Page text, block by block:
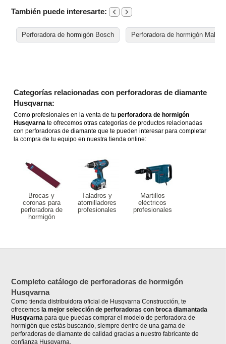
También puede interesarte:
Perforadora de hormigón Bosch Perforadora de hormigón Makita
Categorías relacionadas con perforadoras de diamante
Husqvarna:
Como profesionales en la venta de tuperforadora de hormigón
Husqvarna te ofrecemos otras categorias de productos relacionadas
con perforadoras de diamante que te pueden interesar para completar
la compra de tu equipo en nuestra tienda online:
Brocas y
coronas para
perforadora de
hormigón
Taladros y
atornilladores
profesionales
Martillos
eléctricos
profesionales
Completo catálogo de perforadoras de hormigón
Husqvarna
Como tienda distribuidora oficial de Husqvarna Construcción, te
ofrecemos la mejor selección de perforadoras con broca diamantada
Husqvarna para que puedas comprar el modelo de perforadora de
hormigón que estás buscando, siempre dentro de una gama de
perforadoras de diamante de calidad gracias a nuestro fabricante de
confianza Husqvarna.